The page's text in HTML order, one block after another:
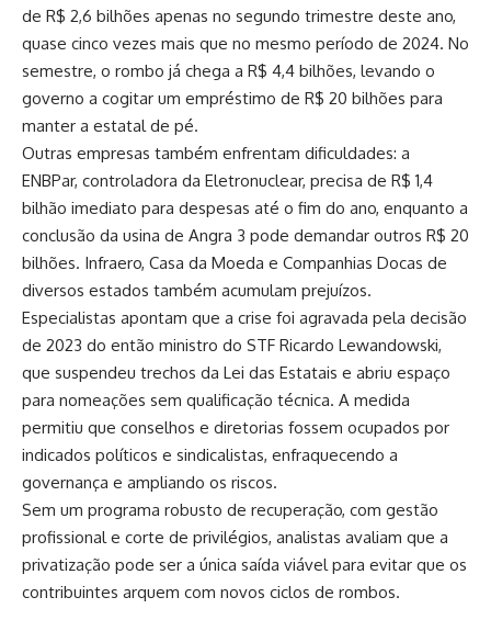
de R$ 2,6 bilhões apenas no segundo trimestre deste ano,
quase cinco vezes mais que no mesmo período de 2024. No
semestre, o rombo já chega a R$ 4,4 bilhões, levando o
governo a cogitar um empréstimo de R$ 20 bilhões para
manter a estatal de pé.
Outras empresas também enfrentam dificuldades: a
ENBPar, controladora da Eletronuclear, precisa de R$ 1,4
bilhão imediato para despesas até o fim do ano, enquanto a
conclusão da usina de Angra 3 pode demandar outros R$ 20
bilhões. Infraero, Casa da Moeda e Companhias Docas de
diversos estados também acumulam prejuízos.
Especialistas apontam que a crise foi agravada pela decisão
de 2023 do então ministro do STF Ricardo Lewandowski,
que suspendeu trechos da Lei das Estatais e abriu espaço
para nomeações sem qualificação técnica. A medida
permitiu que conselhos e diretorias fossem ocupados por
indicados políticos e sindicalistas, enfraquecendo a
governança e ampliando os riscos.
Sem um programa robusto de recuperação, com gestão
profissional e corte de privilégios, analistas avaliam que a
privatização pode ser a única saída viável para evitar que os
contribuintes arquem com novos ciclos de rombos.